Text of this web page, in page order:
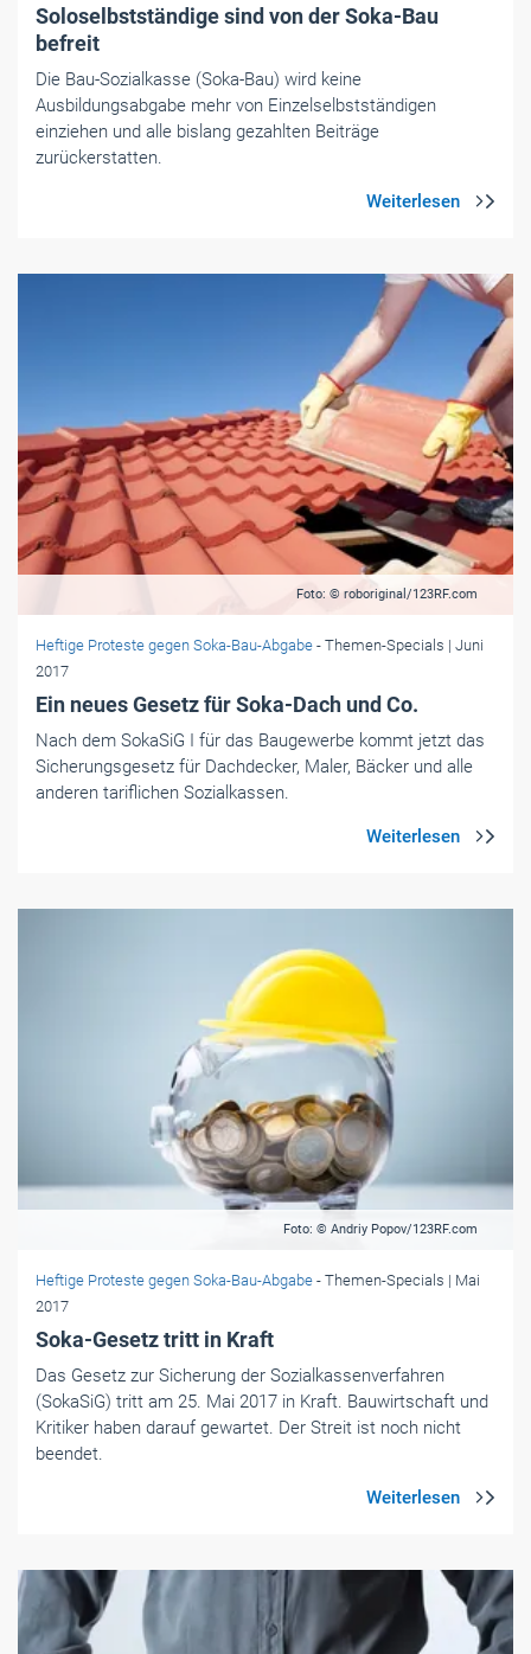
Soloselbstständige sind von der Soka-Bau
befreit
Die Bau-Sozialkasse (Soka-Bau) wird keine
Ausbildungsabgabe mehr von Einzelselbstständigen
einziehen und alle bislang gezahlten Beiträge
zurückerstatten.
Foto: © roboriginal/123RF.com
Heftige Proteste gegen Soka-Bau-Abgabe - Themen-Specials | Juni
2017
Ein neues Gesetz für Soka-Dach und Co.
Nach dem SokaSiG I für das Baugewerbe kommt jetzt das
Sicherungsgesetz für Dachdecker, Maler, Bäcker und alle
anderen tariflichen Sozialkassen.
Foto: © Andriy Popov/123RF.com
Heftige Proteste gegen Soka-Bau-Abgabe - Themen-Specials | Mai
2017
Soka-Gesetz tritt in Kraft
Das Gesetz zur Sicherung der Sozialkassenverfahren
(SokaSiG) tritt am 25. Mai 2017 in Kraft. Bauwirtschaft und
Kritiker haben darauf gewartet. Der Streit ist noch nicht
beendet.